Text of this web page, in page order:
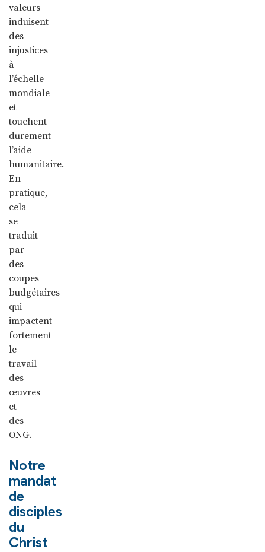
valeurs
induisent
des
injustices
à
l’échelle
mondiale
et
touchent
durement
l’aide
humanitaire.
En
pratique,
cela
se
traduit
par
des
coupes
budgétaires
qui
impactent
fortement
le
travail
des
œuvres
et
des
ONG.
Notre
mandat
de
disciples
du
Christ